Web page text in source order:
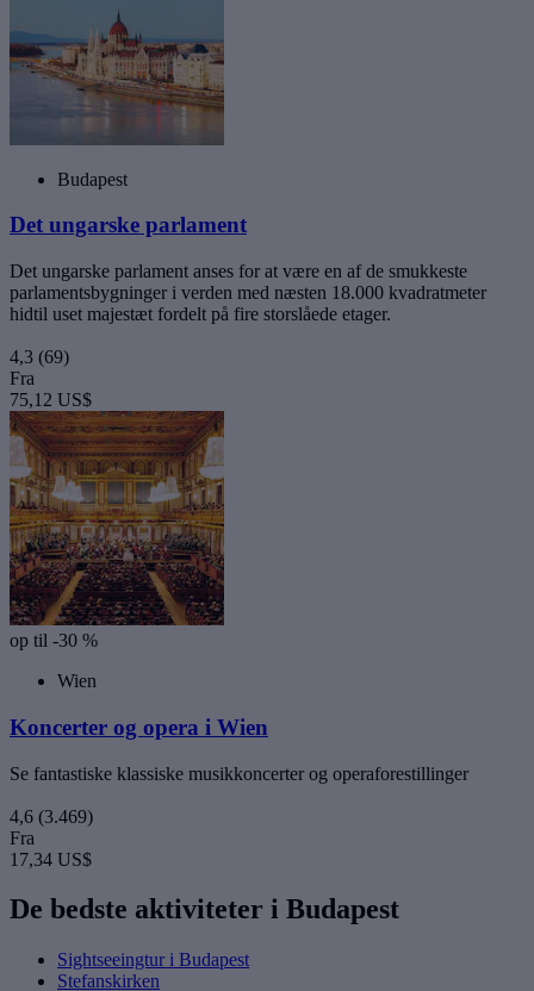
Budapest
Det ungarske parlament
Det ungarske parlament anses for at være en af de smukkeste
parlamentsbygninger i verden med næsten 18.000 kvadratmeter
hidtil uset majestæt fordelt på fire storslåede etager.
4,3 (69)
Fra
75,12 US$
op til -30 %
Wien
Koncerter og opera i Wien
Se fantastiske klassiske musikkoncerter og operaforestillinger
4,6 (3.469)
Fra
17,34 US$
De bedste aktiviteter i Budapest
Sightseeingtur i Budapest
Stefanskirken